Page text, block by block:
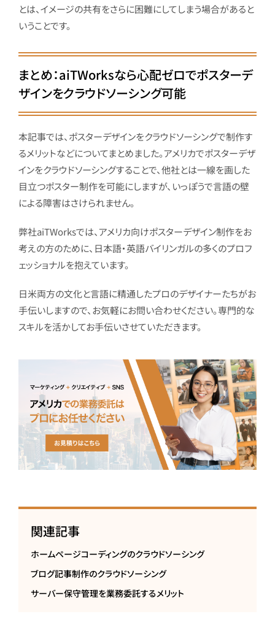
とは、イメージの共有をさらに困難にしてしまう場合があると
いうことです。
まとめ：aiTWorksなら心配ゼロでポスターデ
ザインをクラウドソーシング可能
本記事では、ポスターデザインをクラウドソーシングで制作す
るメリットなどについてまとめました。アメリカでポスターデザ
インをクラウドソーシングすることで、他社とは一線を画した
目立つポスター制作を可能にしますが、いっぽうで言語の壁
による障害はさけられません。
弊社aiTWorksでは、アメリカ向けポスターデザイン制作をお
考えの方のために、日本語・英語バイリンガルの多くのプロフ
ェッショナルを抱えています。
日米両方の文化と言語に精通したプロのデザイナーたちがお
手伝いしますので、お気軽にお問い合わせください。専門的な
スキルを活かしてお手伝いさせていただきます。
関連記事
ホームページコーディングのクラウドソーシング
ブログ記事制作のクラウドソーシング
サーバー保守管理を業務委託するメリット